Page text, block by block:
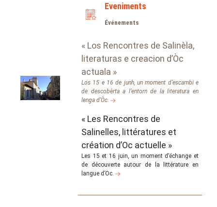
Eveniments
Événements
« Los Rencontres de Salinèla,
literaturas e creacion d’Òc
actuala »
Los 15 e 16 de junh, un moment d’escambi e
de descobèrta a l’entorn de la literatura en
lenga d’Òc.
« Les Rencontres de
Salinelles, littératures et
création d’Oc actuelle »
Les 15 et 16 juin, un moment d’échange et
de découverte autour de la littérature en
langue d’Oc.